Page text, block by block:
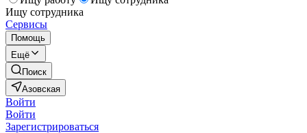
Ищу сотрудника
Сервисы
Помощь
Ещё
Поиск
Азовская
Войти
Войти
Зарегистрироваться